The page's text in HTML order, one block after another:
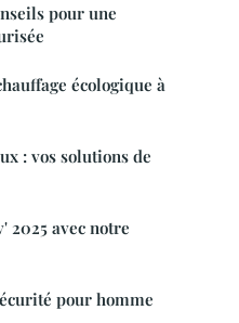
pour une
écologique à
: vos solutions de
2025 avec notre
pour homme